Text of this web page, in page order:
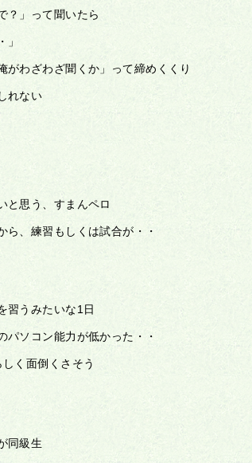
？」って聞いたら
」
がわざわざ聞くか」って締めくくり
れない
と思う、すまんペロ
ら、練習もしくは試合が・・
習うみたいな1日
パソコン能力が低かった・・
く面倒くさそう
同級生